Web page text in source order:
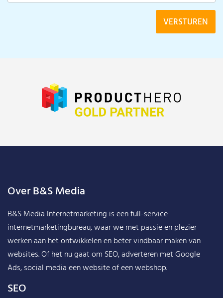
Over B&S Media
B&S Media Internetmarketing is een full-service
internetmarketingbureau, waar we met passie en plezier
werken aan het ontwikkelen en beter vindbaar maken van
websites. Of het nu gaat om SEO, adverteren met Google
Ads, social media een website of een webshop.
SEO